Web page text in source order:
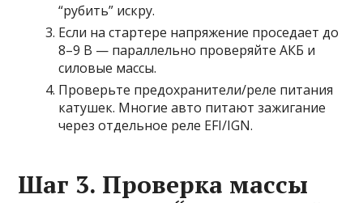
“рубить” искру.
Если на стартере напряжение проседает до
8–9 В — параллельно проверяйте АКБ и
силовые массы.
Проверьте предохранители/реле питания
катушек. Многие авто питают зажигание
через отдельное реле EFI/IGN.
Шаг 3. Проверка массы